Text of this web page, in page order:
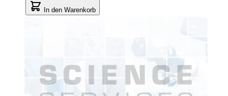
In den Warenkorb